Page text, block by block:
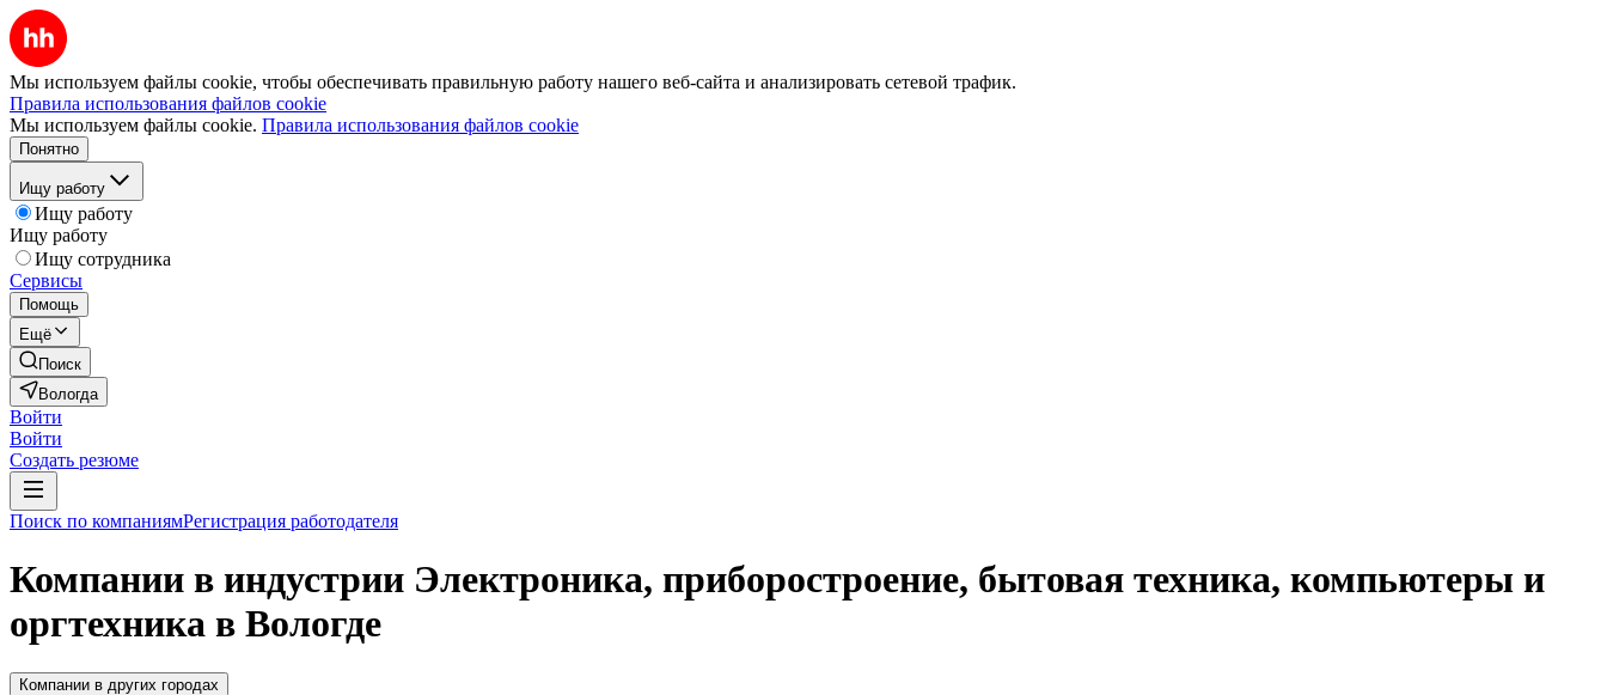
Мы используем файлы cookie, чтобы обеспечивать правильную работу нашего веб-сайта и анализировать сетевой трафик.
Правила использования файлов cookie
Мы используем файлы cookie. Правила использования файлов cookie
Понятно
Ищу работу
Ищу работу
Ищу работу
Ищу сотрудника
Сервисы
Помощь
Ещё
Поиск
Вологда
Войти
Войти
Создать резюме
Поиск по компаниямРегистрация работодателя
Компании в индустрии Электроника, приборостроение, бытовая техника, компьютеры и
оргтехника в Вологде
Компании в других городах